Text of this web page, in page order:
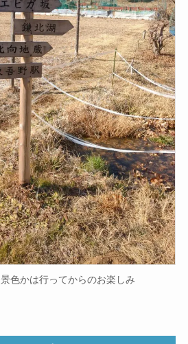
色かは行ってからのお楽しみ